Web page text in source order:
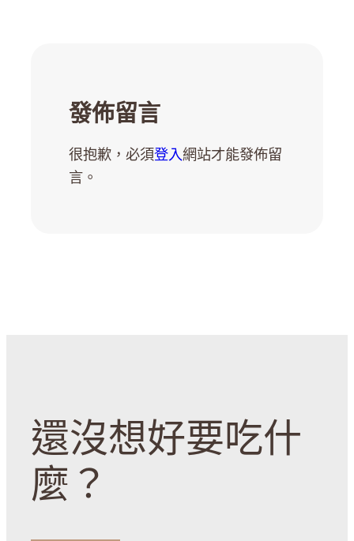
發佈留言
很抱歉，必須登入網站才能發佈留
言。
還沒想好要吃什
麼？